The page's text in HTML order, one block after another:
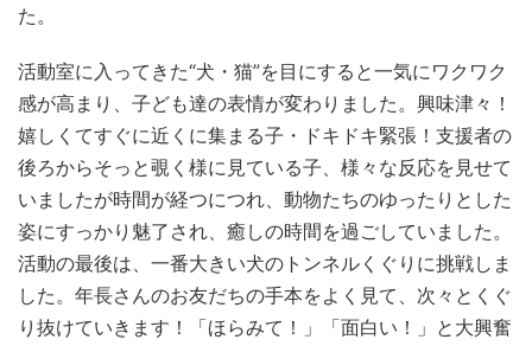
た。
活動室に入ってきた“犬・猫”を目にすると一気にワクワク
感が高まり、子ども達の表情が変わりました。興味津々！
嬉しくてすぐに近くに集まる子・ドキドキ緊張！支援者の
後ろからそっと覗く様に見ている子、様々な反応を見せて
いましたが時間が経つにつれ、動物たちのゆったりとした
姿にすっかり魅了され、癒しの時間を過ごしていました。
活動の最後は、一番大きい犬のトンネルくぐりに挑戦しま
した。年長さんのお友だちの手本をよく見て、次々とくぐ
り抜けていきます！「ほらみて！」「面白い！」と大興奮